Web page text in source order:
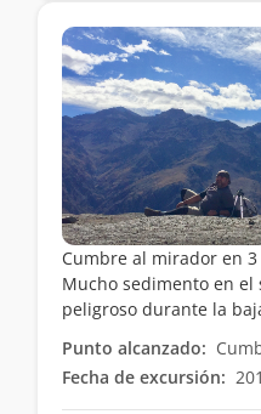
Cumbre al mirador en
Mucho sedimento en el
peligroso durante la
Punto alcanzado:
Fecha de excursión: